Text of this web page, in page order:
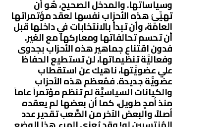
وسياساتها. والمدخل الصحيح، هُو أن
تهيِّئ هذه الأحزاب نفسها لعقد مؤتمراتها
العامَّة، وأن تبدأ بالانتخابات في داخلها قبل
أن تحسم تحالفاتها ومعاركها مع الغير.
فدون اقتناع جماهير هذه الأحزاب بجدوى
وفعاليَّة تنظيماتها، لن تستطيع الحفاظ
علي عضويَّتها، ناهيك عن استقطاب
عضويَّة جديدة. فمُعظم هذه الأحزاب
والكيانات السياسيَّة لم تنظم مؤتمراً عاماً
منذ أمدٍ طويل، كما أن بعضها لم يعقده
أصلاً، والبعض الآخر من الصَّعب تقدير عدد